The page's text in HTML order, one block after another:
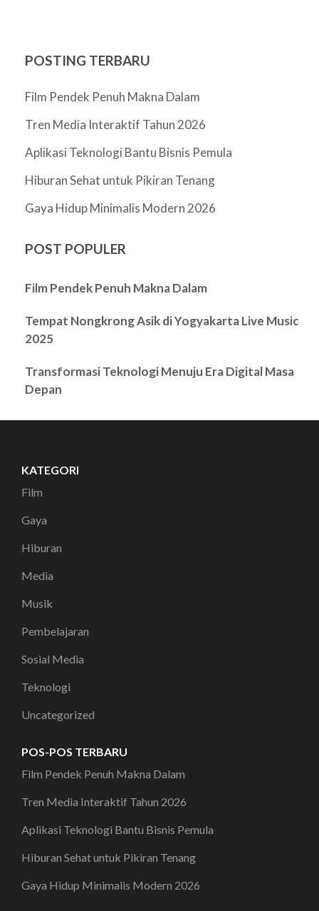
POSTING TERBARU
Film Pendek Penuh Makna Dalam
Tren Media Interaktif Tahun 2026
Aplikasi Teknologi Bantu Bisnis Pemula
Hiburan Sehat untuk Pikiran Tenang
Gaya Hidup Minimalis Modern 2026
POST POPULER
Film Pendek Penuh Makna Dalam
Tempat Nongkrong Asik di Yogyakarta Live Music
2025
Transformasi Teknologi Menuju Era Digital Masa
Depan
KATEGORI
Film
Gaya
Hiburan
Media
Musik
Pembelajaran
Sosial Media
Teknologi
Uncategorized
POS-POS TERBARU
Film Pendek Penuh Makna Dalam
Tren Media Interaktif Tahun 2026
Aplikasi Teknologi Bantu Bisnis Pemula
Hiburan Sehat untuk Pikiran Tenang
Gaya Hidup Minimalis Modern 2026